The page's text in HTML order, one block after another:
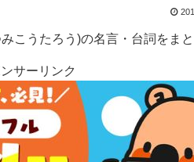
こうたろう)の名言・台詞をまと
サーリンク